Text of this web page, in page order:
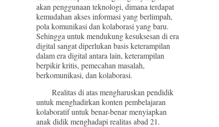
akan penggunaan teknologi, dimana terdapat
kemudahan akses informasi yang berlimpah,
pola komunikasi dan kolaborasi yang baru.
Sehingga untuk mendukung kesuksesan di era
digital sangat diperlukan basis keterampilan
dalam era digital antara lain, keterampilan
berpikir kritis, pemecahan masalah,
berkomunikasi, dan kolaborasi.
Realitas di atas mengharuskan pendidik
untuk menghadirkan konten pembelajaran
kolaboratif untuk benar-benar menyiapkan
anak didik menghadapi realitas abad 21.